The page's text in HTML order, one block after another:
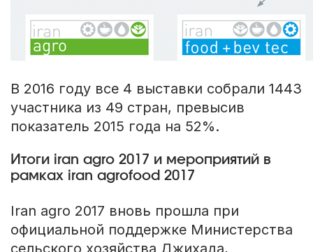
В 2016 году все 4 выставки собрали 1443
участника из 49 стран, превысив
показатель 2015 года на 52%.
Итоги iran agro 2017 и мероприятий в
рамках iran agrofood 2017
Iran agro 2017 вновь прошла при
официальной поддержке Министерства
сельского хозяйства Джихада,